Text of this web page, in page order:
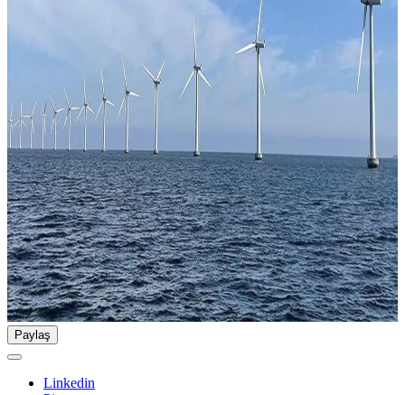
Paylaş
Linkedin